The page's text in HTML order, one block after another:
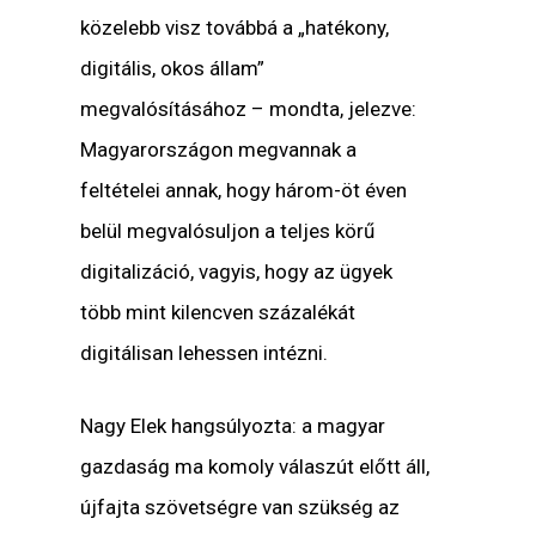
közelebb visz továbbá a „hatékony,
digitális, okos állam”
megvalósításához – mondta, jelezve:
Magyarországon megvannak a
feltételei annak, hogy három-öt éven
belül megvalósuljon a teljes körű
digitalizáció, vagyis, hogy az ügyek
több mint kilencven százalékát
digitálisan lehessen intézni.
Nagy Elek hangsúlyozta: a magyar
gazdaság ma komoly válaszút előtt áll,
újfajta szövetségre van szükség az